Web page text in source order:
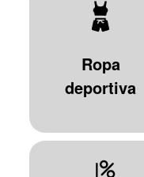
Ropa
deportiva